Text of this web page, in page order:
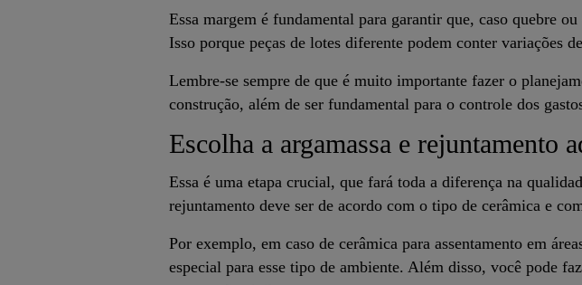
Essa margem é fundamental para garantir que, caso quebre
Isso porque peças de lotes diferente podem conter variações
Lembre-se sempre de que é muito importante fazer o
construção, além de ser fundamental para o controle dos
Escolha a argamassa e rejuntamento
Essa é uma etapa crucial, que fará toda a diferença na
rejuntamento deve ser de acordo com o tipo de cerâmica e
Por exemplo, em caso de cerâmica para assentamento em
especial para esse tipo de ambiente. Além disso, você pode